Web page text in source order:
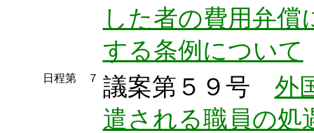
した者の費用弁償
する条例について
日程第 ７ 議案第５９号 外
遣される職員の処